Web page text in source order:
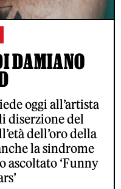
DAMIANO
oggi all’artista
diserzione del
dell’oro della
la sindrome
ascoltato ‘Funny